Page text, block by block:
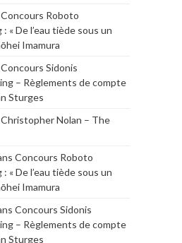
Concours Roboto
« De l’eau tiède sous un
Imamura
Concours Sidonis
– Règlements de compte
Sturges
Christopher Nolan – The
Concours Roboto
« De l’eau tiède sous un
Imamura
Concours Sidonis
– Règlements de compte
Sturges